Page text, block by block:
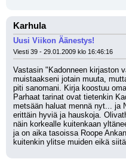
Karhula
Uusi Viikon Äänestys!
Viesti 39 - 29.01.2009 klo 16:46:16
Vastasin "Kadonneen kirjaston
muistaakseni jotain muuta,
piti sanomani. Kirja koostuu
Parhaat tarinat ovat tietenkin
metsään haluat mennä nyt... ja
erittäin hyviä ja hauskoja.
näin korkealle kuitenkaan
ja on aika tasoissa Roope
kuitenkin ylitse muiden eikä